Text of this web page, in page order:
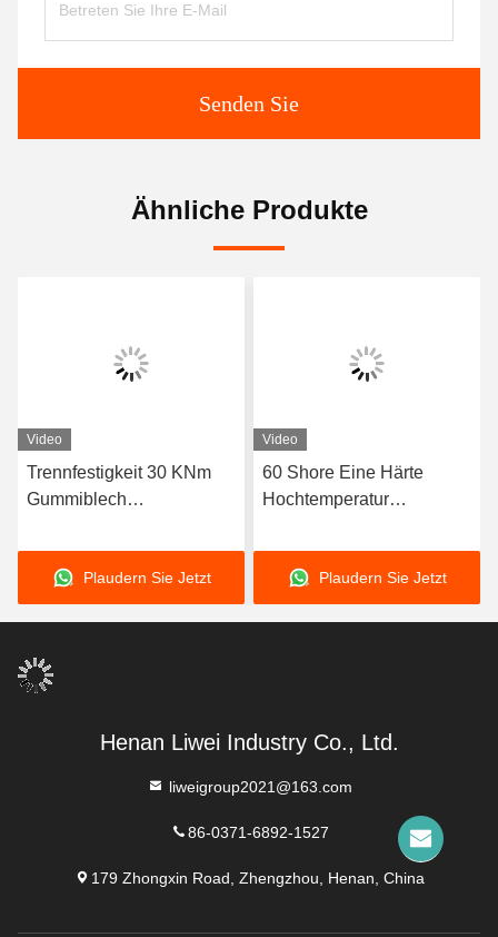
Senden Sie
Ähnliche Produkte
Video
Trennfestigkeit 30 KNm
Gummiblech
Alterungsbeständigkeit
Größen 1-50mm X 06-2m
X 1-20m Ideal für schwere
Plaudern Sie Jetzt
Video
60 Shore Eine Härte
Hochtemperatur
hervorragender
Widerstandsfähigkeit Ideal
für Wärmesiegelung
Plaudern Sie Jetzt
Henan Liwei Industry Co., Ltd.
liweigroup2021@163.com
86-0371-6892-1527
179 Zhongxin Road, Zhengzhou, Henan, China